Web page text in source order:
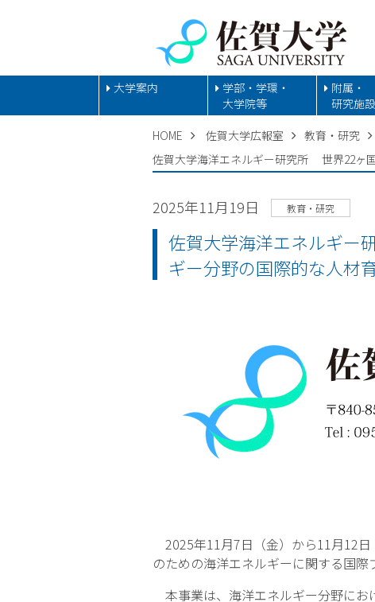
大学案内
学部・学環・
大学院等
附属・
研究施
HOME 佐賀大学広報室
教育・研究
佐賀大学海洋エネルギー研究所 世界22ヶ
2025年11月19日 教育・研究
佐賀大学海洋エネルギ
ギー分野の国際的な人材
2025年11月7日（金）から11月12
のための海洋エネルギーに関する国際
本事業は、海洋エネルギー分野にお